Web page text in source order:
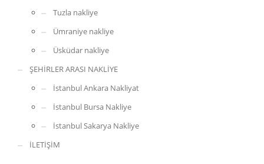
İstanbul Nakliyat Şehir İçi Nakliyat
Uzun yıllardır bu sektör içerisinde bulunan firmamız ve alanında
kolaylıkla yapılabilmektedir. Sadece bizlere taşınacak eşyaların
nereden alınıp nereye götüreceğimizi söylemeniz yeterli.
Güvenli Nakliyat
Tuzla nakliye
Ümraniye nakliye
Üsküdar nakliye
ŞEHİRLER ARASI NAKLİYE
İstanbul Ankara Nakliyat
İstanbul Bursa Nakliye
İstanbul Sakarya Nakliye
İLETİŞİM